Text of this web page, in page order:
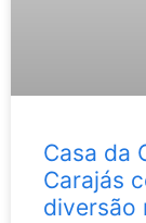
Casa da
Carajás
diversão